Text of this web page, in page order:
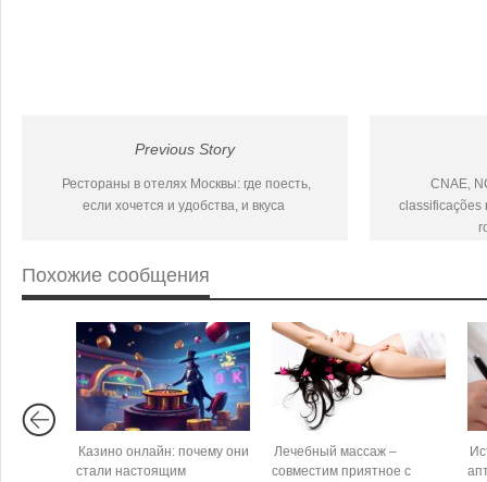
Previous Story
Рестораны в отелях Москвы: где поесть,
если хочется и удобства, и вкуса
CNAE,
classificações
Похожие сообщения
Казино онлайн: почему они
стали настоящим
Лечебный массаж –
совместим приятное с